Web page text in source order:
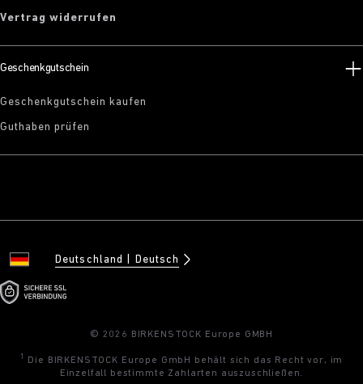
Vertrag widerrufen
Geschenkgutschein
Geschenkgutschein kaufen
Guthaben prüfen
Deutschland Deutsch
© 2026 BIRKENSTOCK Europe GMBH
1
Die BIRKENSTOCK Europe GmbH behält sich das Recht vor, im
Einzelfall bestimmte Zahlarten auszuschließen.